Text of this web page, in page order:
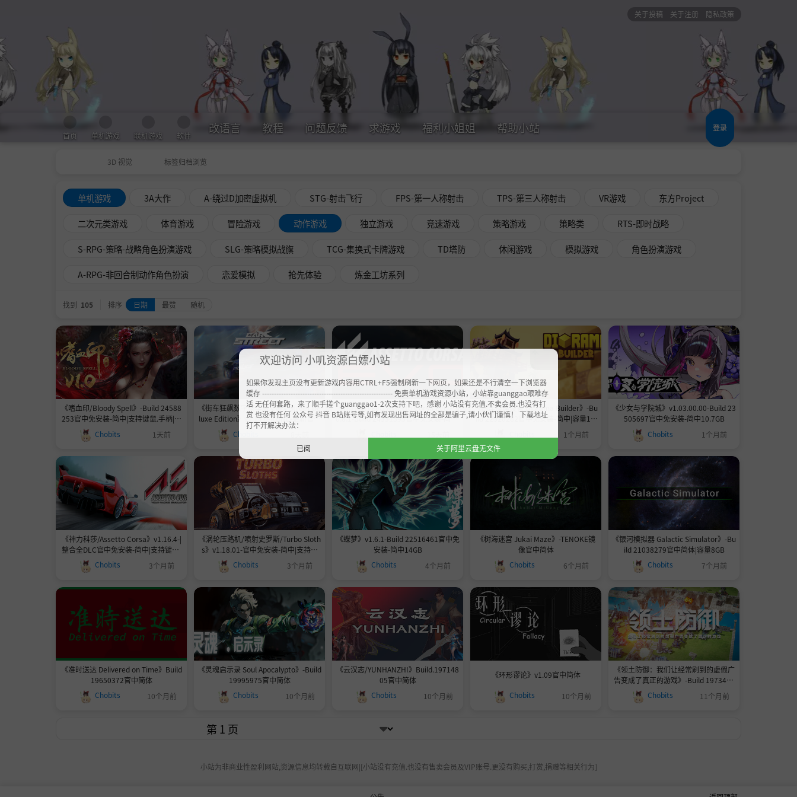
关于投稿 关于注册 隐私政策
首页 单机游戏 联机游戏 软件
改语言 教程 问题反馈 求游戏 福利小姐姐 帮助小站 登录
3D 视觉 标签归档浏览
单机游戏 3A大作 A-绕过D加密虚拟机 STG-射击飞行 FPS-第一人称射击 TPS-第三人称射击 VR游戏 东方Project
二次元类游戏 体育游戏 冒险游戏 动作游戏 独立游戏 竞速游戏 策略游戏 策略类 RTS-即时战略
S-RPG-策略-战略角色扮演游戏 SLG-策略模拟战旗 TCG-集换式卡牌游戏 TD塔防 休闲游戏 模拟游戏 角色扮演游戏
A-RPG-非回合制动作角色扮演 恋爱模拟 抢先体验 炼金工坊系列
找到 105 排序 日期 最赞 随机
《嗜血印/Bloody Spell》-Build 24588
253官中免安装-简中|支持键鼠.手柄|赠
多项修改器|赠MOD|容量31.3GB
Chobits 1天前
《街车狂飙数字豪华版 CarX Street De
luxe Edition》v1.14.0-RUNE-更新官中
简体|容量19.7GB
Chobits
《神力科莎EVO Assetto Corsa EVO》v
0.8.1-Build 24331595官中免安装-简中|
《西洋镜建设者 Diorama Builder》-Bu
ild 22320282官中免安装-简中|容量1.8
1个月前
《少女与学院城》v1.03.00.00-Build 23
505697官中免安装-简中10.7GB
Chobits
1个月前
《神力科莎/Assetto Corsa》v1.16.4-|
整合全DLC官中免安装-简中|支持键鼠.
手柄|容量42GB
Chobits 3个月前
《涡轮压路机/喷射史罗斯/Turbo Sloth
s》v1.18.01-官中免安装-简中|支持键
鼠.手柄|容量6.9GB
Chobits 3个月前
《蝶梦》v1.6.1-Build 22516461官中免
安装-简中14GB
Chobits
4个月前
《树海迷宫 Jukai Maze》-TENOKE镜
像官中简体
Chobits
6个月前
《银河模拟器 Galactic Simulator》-Bu
ild 21038279官中简体|容量8GB
Chobits
7个月前
《准时送达 Delivered on Time》Build
19650372官中简体
Chobits
10个月前
《灵魂启示录 Soul Apocalypto》-Build
19995975官中简体
Chobits
10个月前
《云汉志/YUNHANZHI》Build.197148
05官中简体
Chobits
10个月前
《环形谬论》v1.09官中简体
Chobits 10个月前
《领土防御：我们让经常刷到的虚假广
告变成了真正的游戏》-Build 1973497
5官中简体
Chobits 11个月前
小站为非商业性盈利网站,资源信息均转载自互联网|[小站没有充值.也没有售卖会员及VIP账号.更没有购买,打赏,捐赠等相关行为]
欢迎访问 小叽资源白嫖小站
如果你发现主页没有更新游戏内容用CTRL+F5强制刷新一下网页，如果还是不行清空一下浏览器
缓存 ------------------------------------------------------- 免费单机游戏资源小站，小站靠guanggao艰难存
活 无任何套路，来了顺手搓个guanggao1-2次支持下吧，感谢 小站没有充值.不卖会员.也没有打
赏 也没有任何 公众号 抖音 B站账号等,如有发现出售网址的全部是骗子,请小伙们谨慎！ 下载地址
打不开解决办法：
已阅 关于阿里云盘无文件